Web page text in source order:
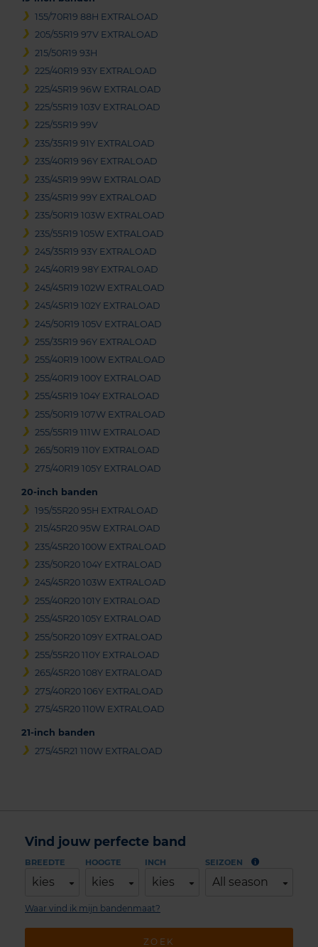
155/70R19 88H EXTRALOAD
205/55R19 97V EXTRALOAD
215/50R19 93H
225/40R19 93Y EXTRALOAD
225/45R19 96W EXTRALOAD
225/55R19 103V EXTRALOAD
225/55R19 99V
235/35R19 91Y EXTRALOAD
235/40R19 96Y EXTRALOAD
235/45R19 99W EXTRALOAD
235/45R19 99Y EXTRALOAD
235/50R19 103W EXTRALOAD
235/55R19 105W EXTRALOAD
245/35R19 93Y EXTRALOAD
245/40R19 98Y EXTRALOAD
245/45R19 102W EXTRALOAD
245/45R19 102Y EXTRALOAD
245/50R19 105V EXTRALOAD
255/35R19 96Y EXTRALOAD
255/40R19 100W EXTRALOAD
255/40R19 100Y EXTRALOAD
255/45R19 104Y EXTRALOAD
255/50R19 107W EXTRALOAD
255/55R19 111W EXTRALOAD
265/50R19 110Y EXTRALOAD
275/40R19 105Y EXTRALOAD
20-inch banden
195/55R20 95H EXTRALOAD
215/45R20 95W EXTRALOAD
235/45R20 100W EXTRALOAD
235/50R20 104Y EXTRALOAD
245/45R20 103W EXTRALOAD
255/40R20 101Y EXTRALOAD
255/45R20 105Y EXTRALOAD
255/50R20 109Y EXTRALOAD
255/55R20 110Y EXTRALOAD
265/45R20 108Y EXTRALOAD
275/40R20 106Y EXTRALOAD
275/45R20 110W EXTRALOAD
21-inch banden
275/45R21 110W EXTRALOAD
Vind jouw perfecte band
BREEDTE
kies
HOOGTE
kies
INCH
kies
SEIZOEN
All season
ZOEK
Waar vind ik mijn bandenmaat?